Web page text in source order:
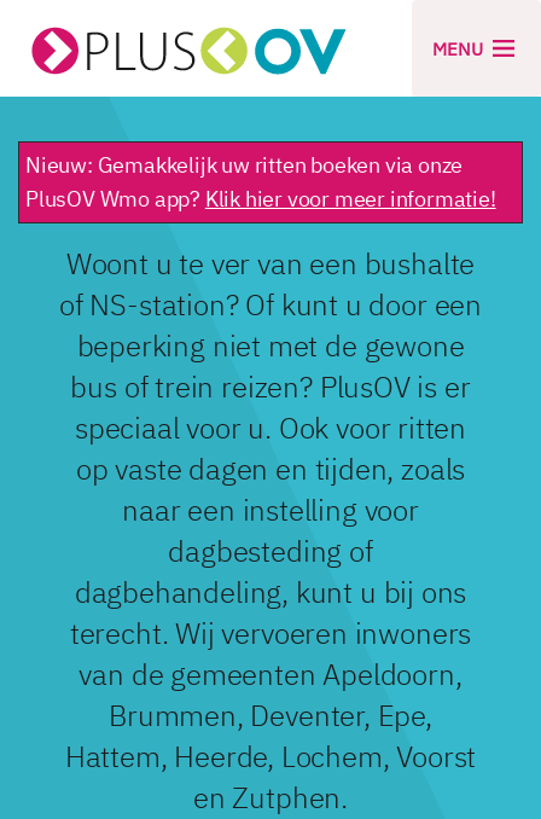
MENU
Nieuw: Gemakkelijk uw ritten boeken via onze
PlusOV Wmo app? Klik hier voor meer informatie!
Woont u te ver van een bushalte
of NS-station? Of kunt u door een
beperking niet met de gewone
bus of trein reizen? PlusOV is er
speciaal voor u. Ook voor ritten
op vaste dagen en tijden, zoals
naar een instelling voor
dagbesteding of
dagbehandeling, kunt u bij ons
terecht. Wij vervoeren inwoners
van de gemeenten Apeldoorn,
Brummen, Deventer, Epe,
Hattem, Heerde, Lochem, Voorst
en Zutphen.